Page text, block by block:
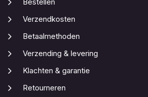
Verzendkosten
Betaalmethoden
Verzending & levering
Klachten & garantie
Retourneren